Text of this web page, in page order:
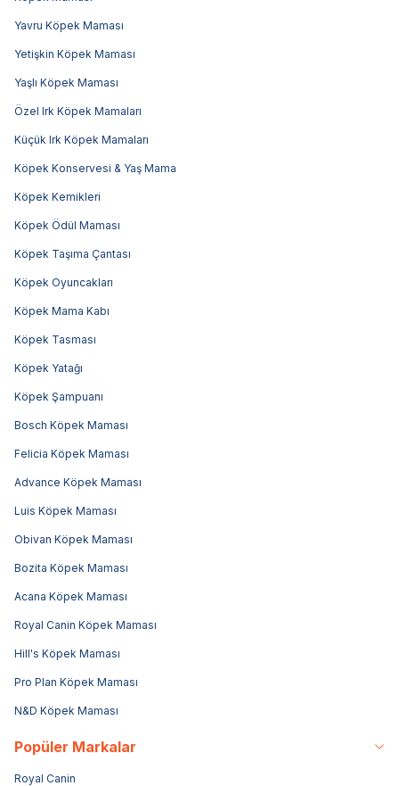
Yavru Köpek Maması
Yetişkin Köpek Maması
Yaşlı Köpek Maması
Özel Irk Köpek Mamaları
Küçük Irk Köpek Mamaları
Köpek Konservesi & Yaş Mama
Köpek Kemikleri
Köpek Ödül Maması
Köpek Taşıma Çantası
Köpek Oyuncakları
Köpek Mama Kabı
Köpek Tasması
Köpek Yatağı
Köpek Şampuanı
Bosch Köpek Maması
Felicia Köpek Maması
Advance Köpek Maması
Luis Köpek Maması
Obivan Köpek Maması
Bozita Köpek Maması
Acana Köpek Maması
Royal Canin Köpek Maması
Hill's Köpek Maması
Pro Plan Köpek Maması
N&D Köpek Maması
Popüler Markalar
Royal Canin